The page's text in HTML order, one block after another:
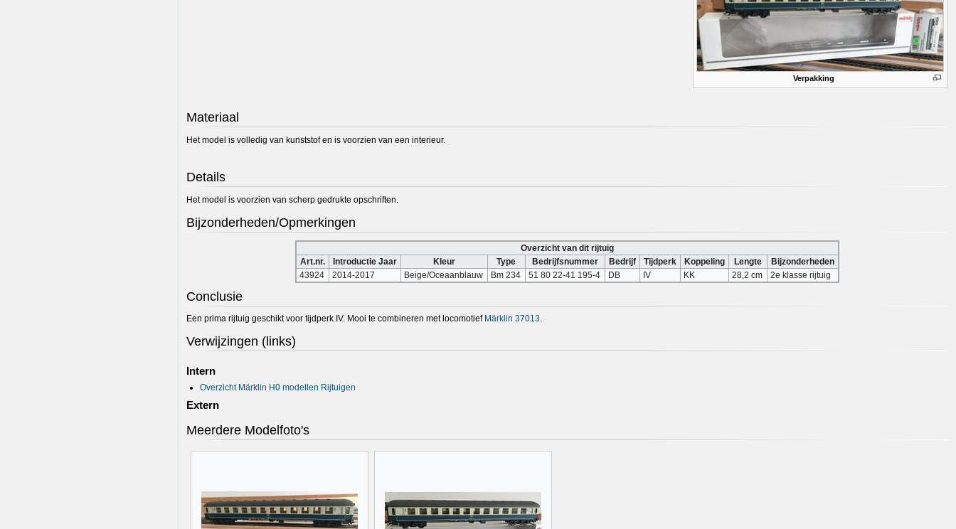
Verpakking
Materiaal
Het model is volledig van kunststof en is voorzien van een interieur.
Details
Het model is voorzien van scherp gedrukte opschriften.
Bijzonderheden/Opmerkingen
Overzicht van dit rijtuig
Art.nr.
Introductie Jaar Kleur Type Bedrijfsnummer Bedrijf Tijdperk Koppeling Lengte
Bijzonderheden
43924
2014-2017 Beige/Oceaanblauw Bm 234 51 80 22-41 195-4 DB IV KK 28,2 cm 2e klasse rijtuig
Conclusie
Een prima rijtuig geschikt voor tijdperk IV. Mooi te combineren met locomotief Märklin 37013.
Verwijzingen (links)
Intern
Overzicht Märklin H0 modellen Rijtuigen
Extern
Meerdere Modelfoto's